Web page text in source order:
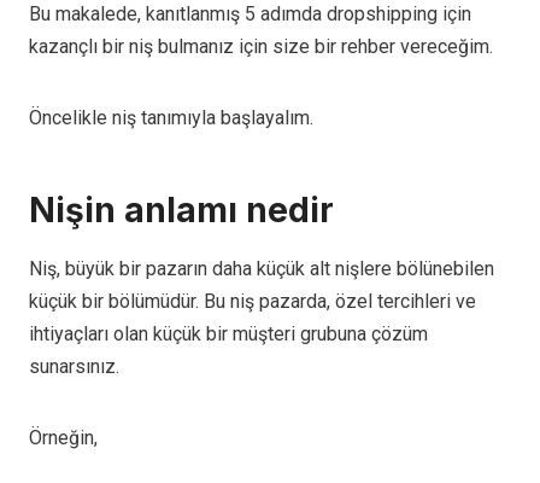
Bu makalede, kanıtlanmış 5 adımda dropshipping için
kazançlı bir niş bulmanız için size bir rehber vereceğim.
Öncelikle niş tanımıyla başlayalım.
Nişin anlamı nedir
Niş, büyük bir pazarın daha küçük alt nişlere bölünebilen
küçük bir bölümüdür. Bu niş pazarda, özel tercihleri ve
ihtiyaçları olan küçük bir müşteri grubuna çözüm
sunarsınız.
Örneğin,